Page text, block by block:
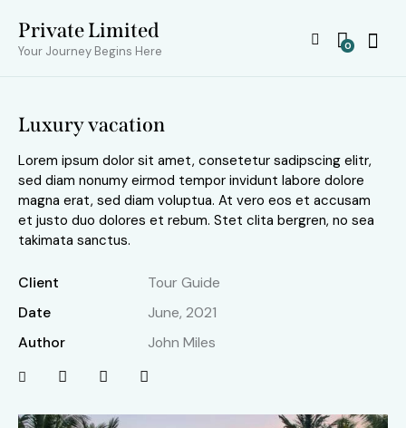
Private Limited
Your Journey Begins Here 0
Luxury vacation
Lorem ipsum dolor sit amet, consetetur sadipscing elitr,
sed diam nonumy eirmod tempor invidunt labore dolore
magna erat, sed diam voluptua. At vero eos et accusam
et justo duo dolores et rebum. Stet clita bergren, no sea
takimata sanctus.
Client
Tour Guide
Date
June, 2021
Author
John Miles